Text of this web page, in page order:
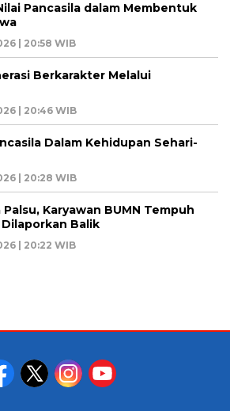
Pancasila dalam Membentuk
| 20:58 WIB
Berkarakter Melalui
| 20:46 WIB
Dalam Kehidupan Sehari-
| 20:28 WIB
Karyawan BUMN Tempuh
Balik
| 20:22 WIB